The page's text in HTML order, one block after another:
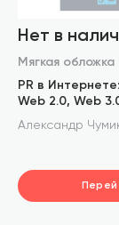
Нет в
Мягкая обложка
PR в
Web 2.0, Web
Александр